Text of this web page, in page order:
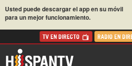
Usted puede descargar el app en su móvil
para un mejor funcionamiento.
TV EN DIRECTO RADIO EN